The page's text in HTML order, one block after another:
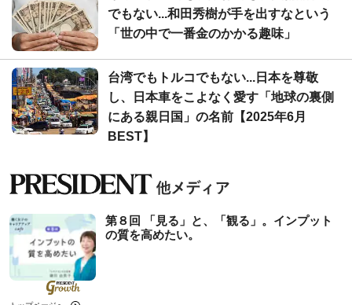
でもない...和田秀樹が手を出すなという
「世の中で一番金のかかる趣味」
台湾でもトルコでもない...日本を尊敬
し、日本車をこよなく愛す「地球の裏側
にある親日国」の名前【2025年6月
BEST】
第８回 「見る」と、「観る」。インプット
の質を高めたい。